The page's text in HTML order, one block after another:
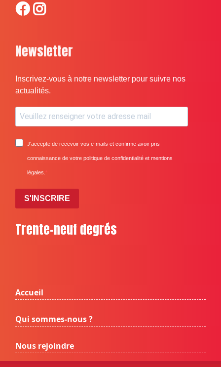
Newsletter
Inscrivez-vous à notre newsletter pour suivre nos
actualités.
J'accepte de recevoir vos e-mails et confirme avoir pris
connaissance de votre politique de confidentialité et mentions
légales.
S'INSCRIRE
Trente-neuf degrés
Accueil
Qui sommes-nous ?
Nous rejoindre